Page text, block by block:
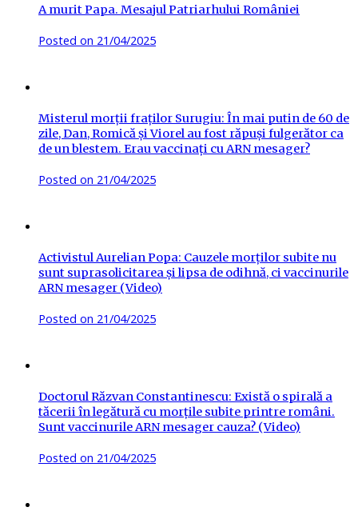
A murit Papa. Mesajul Patriarhului României
Posted on 21/04/2025
Misterul morții fraților Surugiu: În mai putin de 60 de
zile, Dan, Romică și Viorel au fost răpuși fulgerător ca
de un blestem. Erau vaccinați cu ARN mesager?
Posted on 21/04/2025
Activistul Aurelian Popa: Cauzele morților subite nu
sunt suprasolicitarea și lipsa de odihnă, ci vaccinurile
ARN mesager (Video)
Posted on 21/04/2025
Doctorul Răzvan Constantinescu: Există o spirală a
tăcerii în legătură cu morțile subite printre români.
Sunt vaccinurile ARN mesager cauza? (Video)
Posted on 21/04/2025